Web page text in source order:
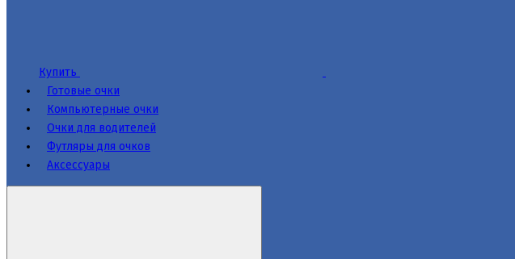
Купить
Готовые очки
Компьютерные очки
Очки для водителей
Футляры для очков
Аксессуары